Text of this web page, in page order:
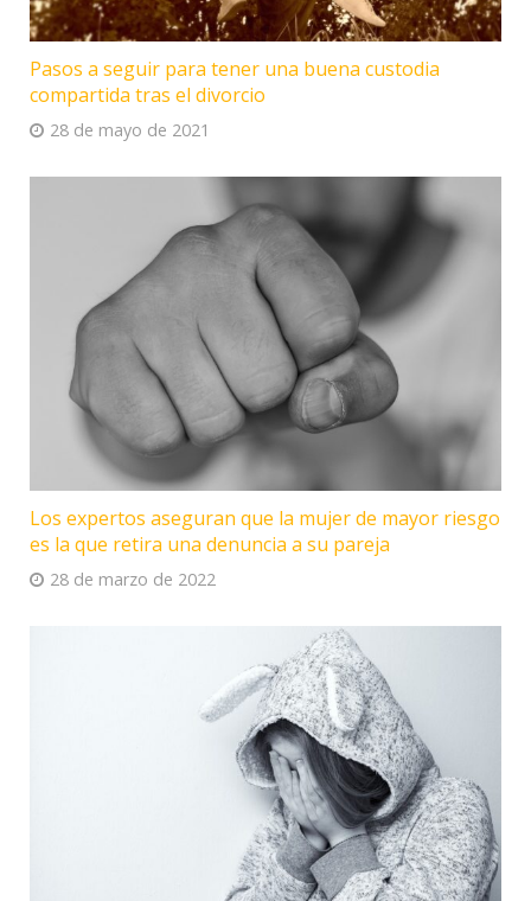
Pasos a seguir para tener una buena custodia
compartida tras el divorcio
28 de mayo de 2021
Los expertos aseguran que la mujer de mayor riesgo
es la que retira una denuncia a su pareja
28 de marzo de 2022